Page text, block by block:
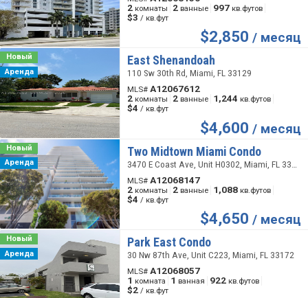
2 комнаты 2 ванные 997 кв.футов
$3 / кв.фут
$2,850 / месяц
Новый
Аренда
East Shenandoah
110 Sw 30th Rd, Miami, FL 33129
MLS#A12067612
2 комнаты 2 ванные 1,244 кв.футов
$4 / кв.фут
$4,600 / месяц
Новый
Аренда
Two Midtown Miami Condo
MLS#A12068147
2 комнаты 2 ванные 1,088 кв.футов
$4 / кв.фут
$4,650 / месяц
Новый
Аренда
Park East Condo
30 Nw 87th Ave, Unit C223, Miami, FL 33172
MLS#A12068057
1 комната 1 ванная 922 кв.футов
$2 / кв.фут